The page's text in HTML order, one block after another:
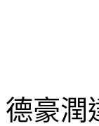
德豪潤